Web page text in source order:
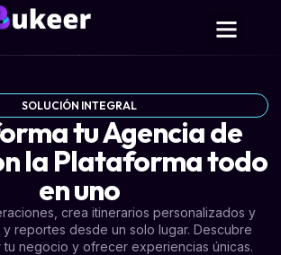
SOLUCIÓN INTEGRAL
tu Agencia de
la Plataforma todo
en uno
crea itinerarios personalizados y
reportes desde un solo lugar. Descubre
tu negocio y ofrecer experiencias únicas.